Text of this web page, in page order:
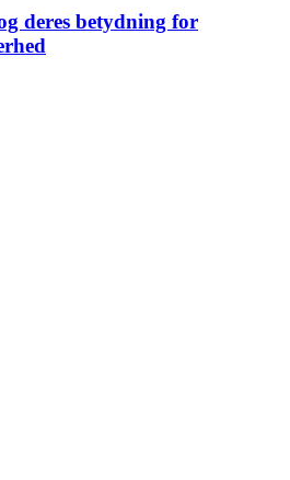
deres betydning for